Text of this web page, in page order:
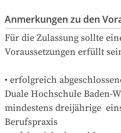
Anmerkungen zu den
Für die Zulassung sollte
Voraussetzungen erfüllt
• erfolgreich
Duale Hochschule Baden-
mindestens dreijährige
Berufspraxis